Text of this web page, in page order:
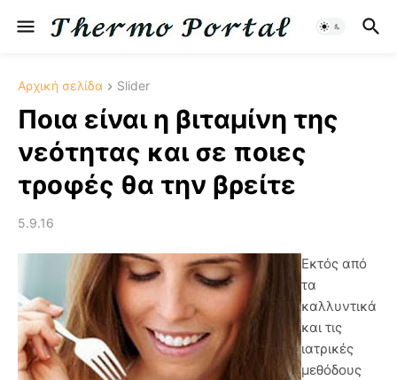
Αρχική σελίδα Slider
Ποια είναι η βιταμίνη της
νεότητας και σε ποιες
τροφές θα την βρείτε
5.9.16
Εκτός από
τα
καλλυντικά
και τις
ιατρικές
μεθόδους